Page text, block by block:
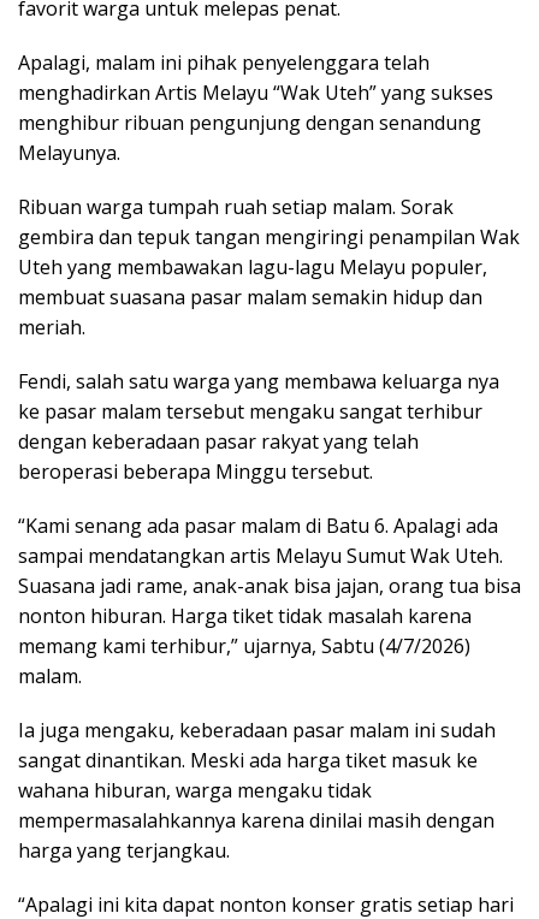
favorit warga untuk melepas penat.
Apalagi, malam ini pihak penyelenggara telah
menghadirkan Artis Melayu “Wak Uteh” yang sukses
menghibur ribuan pengunjung dengan senandung
Melayunya.
Ribuan warga tumpah ruah setiap malam. Sorak
gembira dan tepuk tangan mengiringi penampilan Wak
Uteh yang membawakan lagu-lagu Melayu populer,
membuat suasana pasar malam semakin hidup dan
meriah.
Fendi, salah satu warga yang membawa keluarga nya
ke pasar malam tersebut mengaku sangat terhibur
dengan keberadaan pasar rakyat yang telah
beroperasi beberapa Minggu tersebut.
“Kami senang ada pasar malam di Batu 6. Apalagi ada
sampai mendatangkan artis Melayu Sumut Wak Uteh.
Suasana jadi rame, anak-anak bisa jajan, orang tua bisa
nonton hiburan. Harga tiket tidak masalah karena
memang kami terhibur,” ujarnya, Sabtu (4/7/2026)
malam.
Ia juga mengaku, keberadaan pasar malam ini sudah
sangat dinantikan. Meski ada harga tiket masuk ke
wahana hiburan, warga mengaku tidak
mempermasalahkannya karena dinilai masih dengan
harga yang terjangkau.
“Apalagi ini kita dapat nonton konser gratis setiap hari